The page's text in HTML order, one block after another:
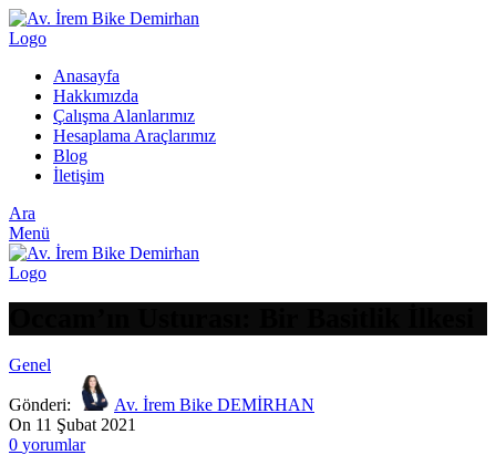
Anasayfa
Hakkımızda
Çalışma Alanlarımız
Hesaplama Araçlarımız
Blog
İletişim
Ara
Menü
Genel
Gönderi:
Av. İrem Bike DEMİRHAN
On 11 Şubat 2021
0 yorumlar